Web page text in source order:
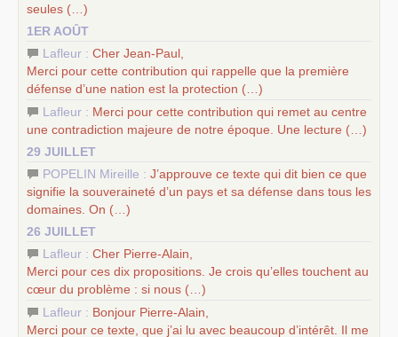
seules (…)
1ER AOÛT
Lafleur : Cher Jean-Paul,
Merci pour cette contribution qui rappelle que la première
défense d’une nation est la protection (…)
Lafleur : Merci pour cette contribution qui remet au centre
une contradiction majeure de notre époque. Une lecture (…)
29 JUILLET
POPELIN Mireille : J’approuve ce texte qui dit bien ce que
signifie la souveraineté d’un pays et sa défense dans tous les
domaines. On (…)
26 JUILLET
Lafleur : Cher Pierre-Alain,
Merci pour ces dix propositions. Je crois qu’elles touchent au
cœur du problème : si nous (…)
Lafleur : Bonjour Pierre-Alain,
Merci pour ce texte, que j’ai lu avec beaucoup d’intérêt. Il me